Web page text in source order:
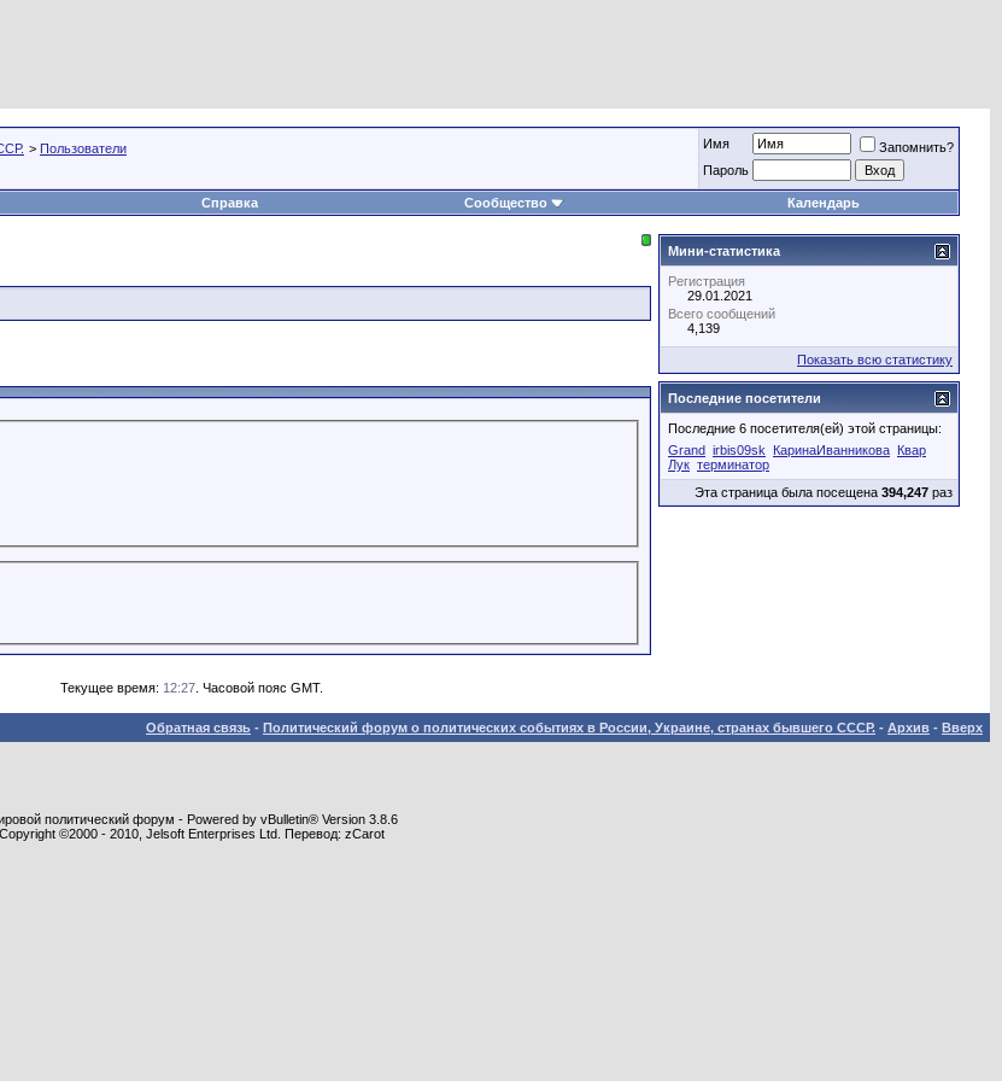
> Пользователи Имя
Запомнить?
Пароль
Справка Сообщество Календарь
Мини-статистика
Регистрация
29.01.2021
Всего сообщений
4,139
Показать всю статистику
Последние посетители
Последние 6 посетителя(ей) этой страницы:
Grand irbis09sk КаринаИванникова Квар
Лук терминатор
Эта страница была посещена 394,247 раз
Текущее время: 12:27 . Часовой пояс GMT.
Обратная связь - Политический форум о политических событиях в России, Украине, странах бывшего СССР. - Архив - Вверх
политический форум - Powered by vBulletin® Version 3.8.6
Copyright ©2000 - 2010, Jelsoft Enterprises Ltd. Перевод: zCarot